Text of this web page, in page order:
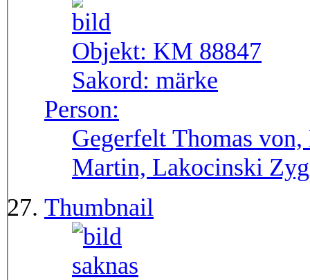
Objekt: KM 88847
Sakord: märke
Person:
Gegerfelt Thomas
Martin, Lakocinski
Thumbnail